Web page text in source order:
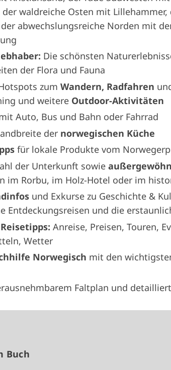
waldreiche Osten mit
abwechslungsreiche Norden mit
Die schönsten
der Flora und Fauna
zumWandern, Radfahren
und weitere Outdoor-Aktivitäten
Auto, Bus und Bahn oder Fahrrad
der norwegischen Küche
für lokale Produkte vom
der Unterkunft sowie
im Rorbu, im Holz-Hotel oder im
und Exkurse zu Geschichte &
Entdeckungsreisen und die
Anreise, Preisen, Touren,
Wetter
Norwegisch mit den
Faltplan und
Buch